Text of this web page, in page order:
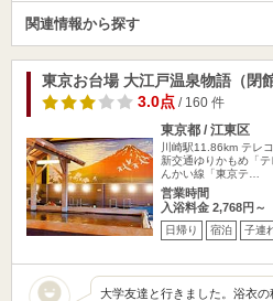
関連情報から探す
東京お台場 大江戸温泉物語（閉
3.0点/ 160 件
東京都 / 江東区
川崎駅11.86km テレ
新交通ゆりかもめ「
んかい線「東京テ…
営業時間
入浴料金 2,768円～
日帰り 宿泊 子連
大学友達と行きました。浴衣